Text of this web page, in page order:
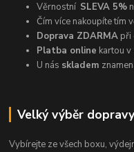
Věrnostní SLEVA 5%
Čím více nakoupíte tím
Doprava ZDARMA při
Platba online kartou
U nás skladem
Velký výběr
Vybírejte ze všech boxu,